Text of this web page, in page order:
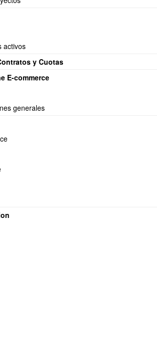
activos
y Cuotas
E-commerce
generales
(Tope incrementado) $219.115:
el 25% del imponible vs. tope.(
Familiar:
el excel, se debe
delimitados por comas.